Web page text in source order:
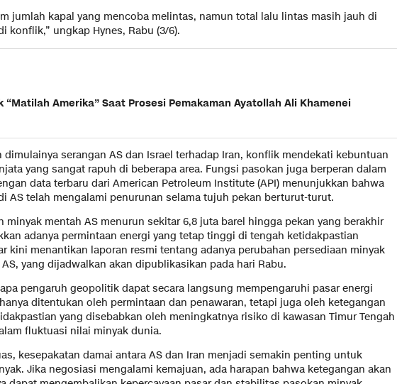
jumlah kapal yang mencoba melintas, namun total lalu lintas masih jauh di
konflik,” ungkap Hynes, Rabu (3/6).
“Matilah Amerika” Saat Prosesi Pemakaman Ayatollah Ali Khamenei
serangan AS dan Israel terhadap Iran, konflik mendekati kebuntuan
yang sangat rapuh di beberapa area. Fungsi pasokan juga berperan dalam
data terbaru dari American Petroleum Institute (API) menunjukkan bahwa
AS telah mengalami penurunan selama tujuh pekan berturut-turut.
minyak mentah AS menurun sekitar 6,8 juta barel hingga pekan yang berakhir
adanya permintaan energi yang tetap tinggi di tengah ketidakpastian
kini menantikan laporan resmi tentang adanya perubahan persediaan minyak
yang dijadwalkan akan dipublikasikan pada hari Rabu.
pengaruh geopolitik dapat secara langsung mempengaruhi pasar energi
ditentukan oleh permintaan dan penawaran, tetapi juga oleh ketegangan
yang disebabkan oleh meningkatnya risiko di kawasan Timur Tengah
fluktuasi nilai minyak dunia.
kesepakatan damai antara AS dan Iran menjadi semakin penting untuk
Jika negosiasi mengalami kemajuan, ada harapan bahwa ketegangan akan